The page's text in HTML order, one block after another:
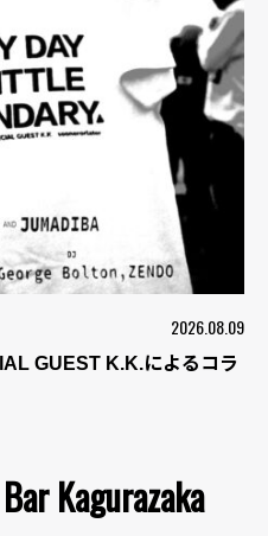
2026.08.09
GUEST K.K.によるコラ
Kagurazaka